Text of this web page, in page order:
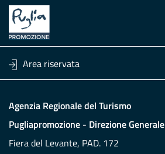
Area riservata
Agenzia Regionale del Turismo
Pugliapromozione - Direzione Generale
Fiera del Levante, PAD. 172